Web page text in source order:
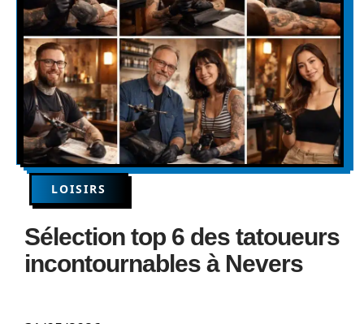
LOISIRS
Sélection top 6 des tatoueurs
incontournables à Nevers